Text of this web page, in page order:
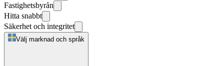
Fastighetsbyrån
Hitta snabbt
Säkerhet och integritet
Välj marknad och språk